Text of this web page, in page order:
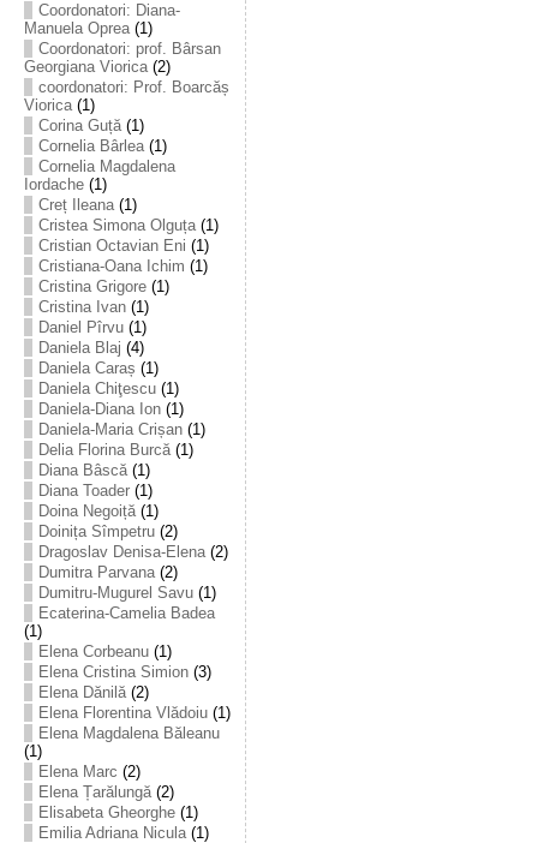
Coordonatori: Diana-
Manuela Oprea(1)
Coordonatori: prof. Bârsan
Georgiana Viorica(2)
coordonatori: Prof. Boarcăș
Viorica(1)
Corina Guță(1)
Cornelia Bârlea(1)
Cornelia Magdalena
Iordache(1)
Creț Ileana(1)
Cristea Simona Olguța(1)
Cristian Octavian Eni (1)
Cristiana-Oana Ichim (1)
Cristina Grigore(1)
Cristina Ivan(1)
Daniel Pîrvu(1)
Daniela Blaj (4)
Daniela Caraș (1)
Daniela Chiţescu(1)
Daniela-Diana Ion(1)
Daniela-Maria Crișan(1)
Delia Florina Burcă(1)
Diana Bâscă(1)
Diana Toader(1)
Doina Negoiță(1)
Doinița Sîmpetru(2)
Dragoslav Denisa-Elena(2)
Dumitra Parvana(2)
Dumitru-Mugurel Savu(1)
Ecaterina-Camelia Badea
(1)
Elena Corbeanu(1)
Elena Cristina Simion(3)
Elena Dănilă(2)
Elena Florentina Vlădoiu(1)
Elena Magdalena Băleanu
(1)
Elena Marc (2)
Elena Țarălungă(2)
Elisabeta Gheorghe(1)
Emilia Adriana Nicula(1)